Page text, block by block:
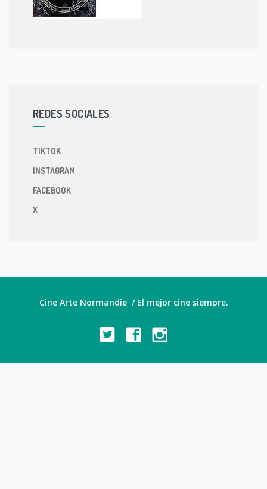
REDES SOCIALES
TIKTOK
INSTAGRAM
FACEBOOK
X
Cine Arte Normandie / El mejor cine siempre.